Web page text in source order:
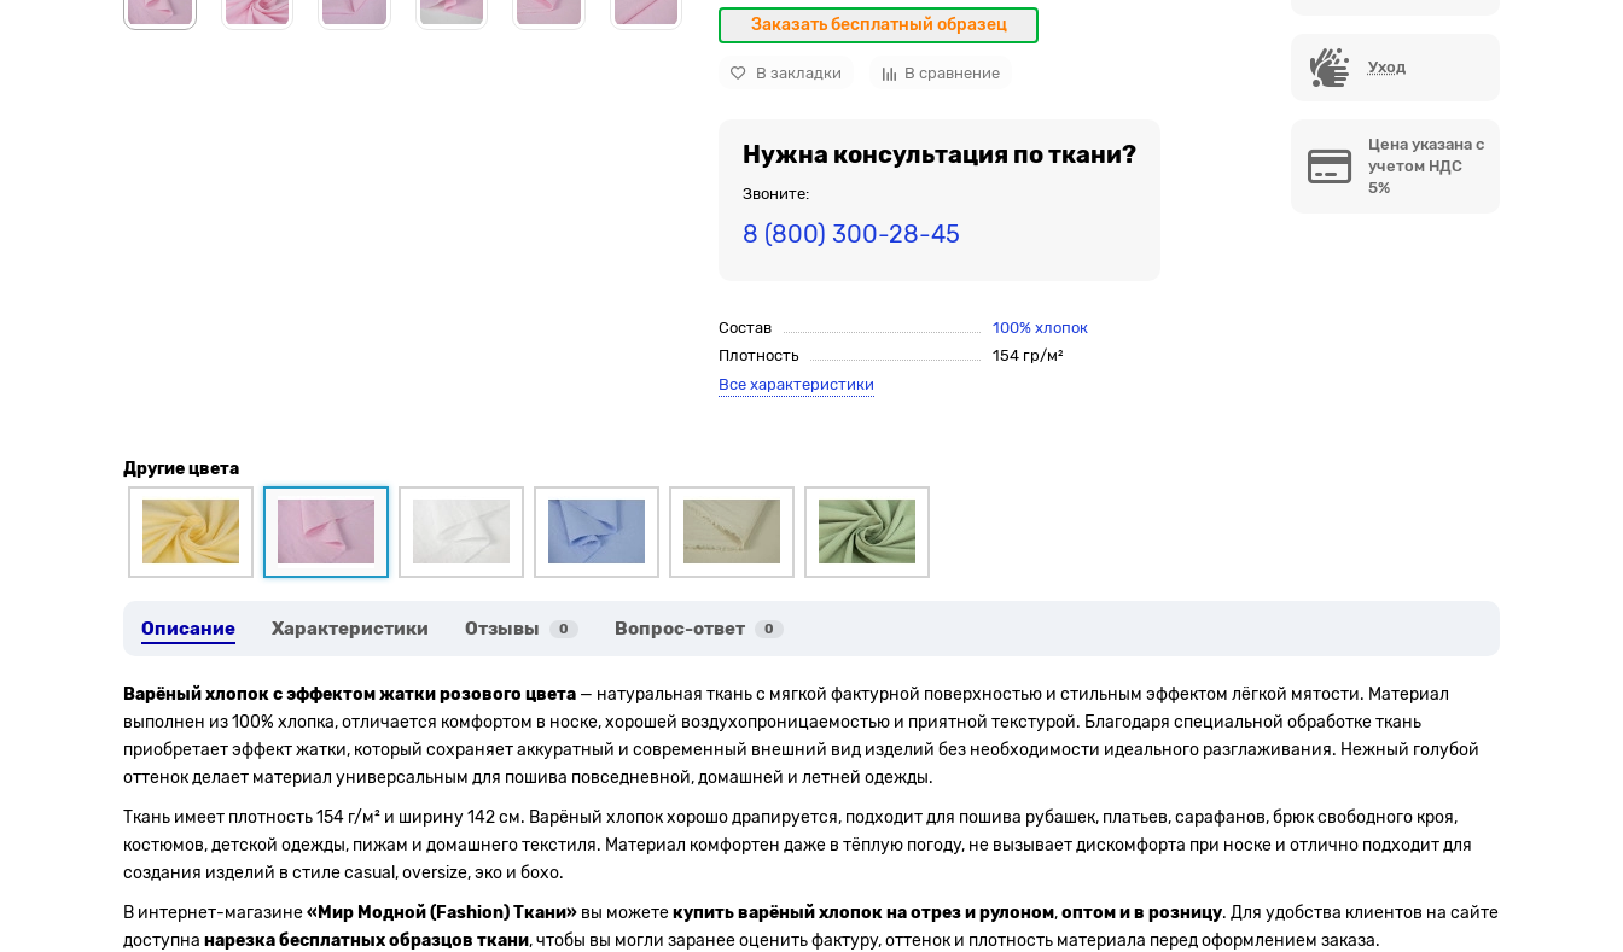
Заказать бесплатный образец
В закладки В сравнение
Нужна консультация по ткани?
Звоните:
8 (800) 300-28-45
Состав
100% хлопок
Плотность
154 гр/м²
Все характеристики
Уход
Цена указана с
учетом НДС
5%
Другие цвета
Описание Характеристики Отзывы 0 Вопрос-ответ 0
Варёный хлопок с эффектом жатки розового цвета — натуральная ткань с мягкой фактурной поверхностью и стильным эффектом лёгкой мятости. Материал
выполнен из 100% хлопка, отличается комфортом в носке, хорошей воздухопроницаемостью и приятной текстурой. Благодаря специальной обработке ткань
приобретает эффект жатки, который сохраняет аккуратный и современный внешний вид изделий без необходимости идеального разглаживания. Нежный голубой
оттенок делает материал универсальным для пошива повседневной, домашней и летней одежды.
Ткань имеет плотность 154 г/м² и ширину 142 см. Варёный хлопок хорошо драпируется, подходит для пошива рубашек, платьев, сарафанов, брюк свободного кроя,
костюмов, детской одежды, пижам и домашнего текстиля. Материал комфортен даже в тёплую погоду, не вызывает дискомфорта при носке и отлично подходит для
создания изделий в стиле casual, oversize, эко и бохо.
В интернет-магазине«Мир Модной (Fashion) Ткани» вы можетекупить варёный хлопок на отрез и рулоном,оптом и в розницу. Для удобства клиентов на сайте
доступна нарезка бесплатных образцов ткани, чтобы вы могли заранее оценить фактуру, оттенок и плотность материала перед оформлением заказа.